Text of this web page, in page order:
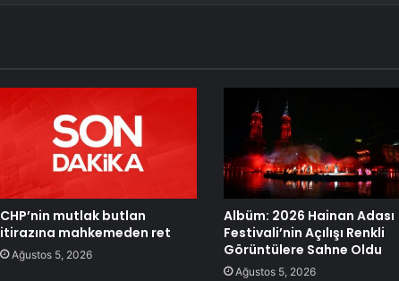
CHP’nin mutlak butlan
itirazına mahkemeden ret
Ağustos 5, 2026
Albüm: 2026 Hainan Adası
Festivali’nin Açılışı Renkli
Görüntülere Sahne Oldu
Ağustos 5, 2026